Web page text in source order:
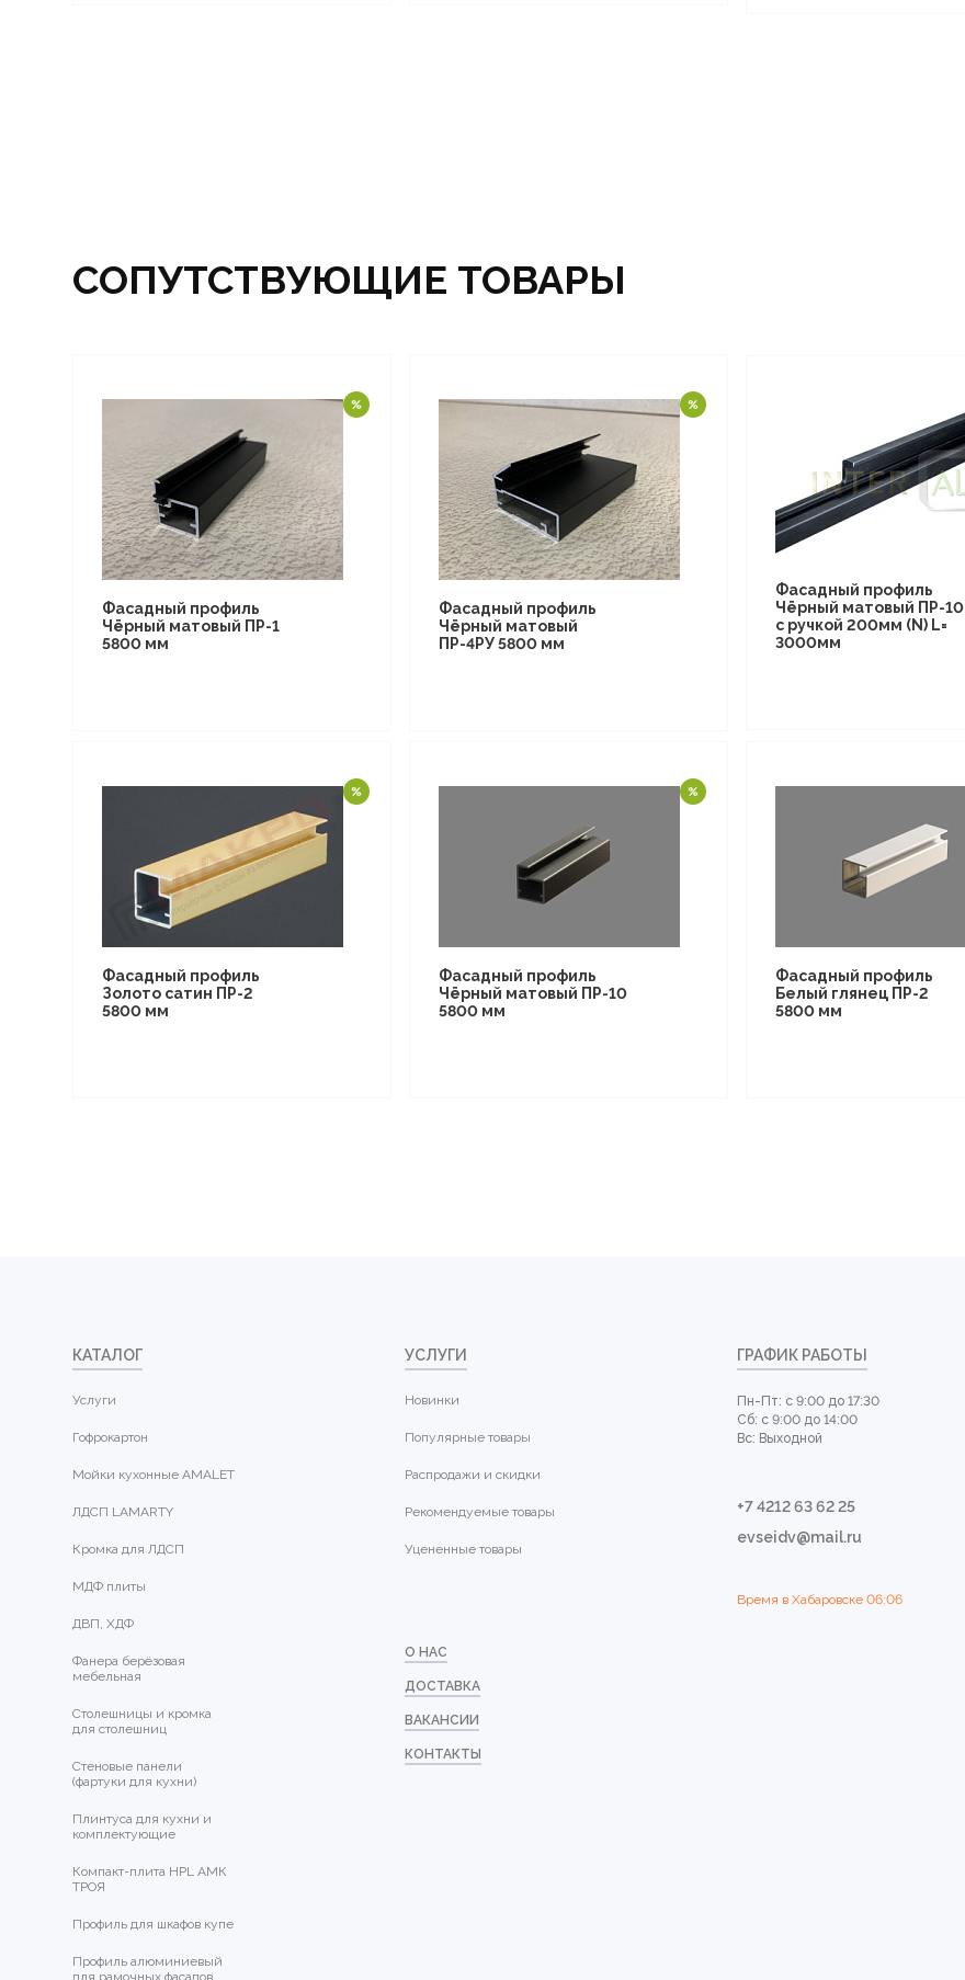
СОПУТСТВУЮЩИЕ ТОВАРЫ
Фасадный профиль
Чёрный матовый ПР-1
5800 мм
Фасадный профиль
Чёрный матовый
ПР-4РУ 5800 мм
Фасадный профиль
Чёрный матовый ПР-10
с ручкой 200мм (N) L=
3000мм
Фасадный профиль
Золото сатин ПР-2
5800 мм
Фасадный профиль
Чёрный матовый ПР-10
5800 мм
Фасадный профиль
Белый глянец ПР-2
5800 мм
КАТАЛОГ
Услуги
Гофрокартон
Мойки кухонные AMALET
ЛДСП LAMARTY
Кромка для ЛДСП
МДФ плиты
ДВП, ХДФ
Фанера берёзовая
мебельная
Столешницы и кромка
для столешниц
Стеновые панели
(фартуки для кухни)
Плинтуса для кухни и
комплектующие
Компакт-плита HPL АМК
ТРОЯ
Профиль для шкафов купе
Профиль алюминиевый
для рамочных фасадов
УСЛУГИ
Новинки
Популярные товары
Распродажи и скидки
Рекомендуемые товары
Уцененные товары
О НАС
ДОСТАВКА
ВАКАНСИИ
КОНТАКТЫ
ГРАФИК РАБОТЫ
Пн-Пт: с 9:00 до 17:30
Сб: с 9:00 до 14:00
Вс: Выходной
+7 4212 63 62 25
evseidv@mail.ru
Время в Хабаровске 06:06